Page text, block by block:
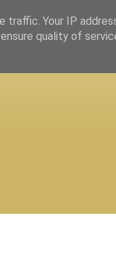
Your IP
quality of